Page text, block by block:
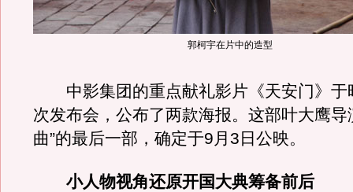
郭柯宇在片中的造型
中影集团的重点献礼影片《天安门》于
次发布会，公布了两款海报。这部叶大鹰导
曲”的最后一部，确定于9月3日公映。
小人物视角还原开国大典筹备前后